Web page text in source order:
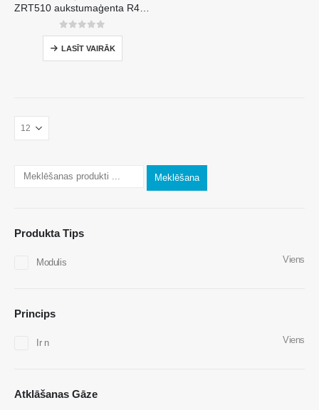
0no 5
LASĪT VAIRĀK
Meklēšana
Produkta Tips
Modulis Viens
Princips
Ir n Viens
Atklāšanas Gāze
Uzruna
Tālr.:0086-371-67169097